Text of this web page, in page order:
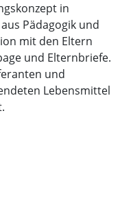
in
Pädagogik und
mit den Eltern
und Elternbriefe.
und
Lebensmittel